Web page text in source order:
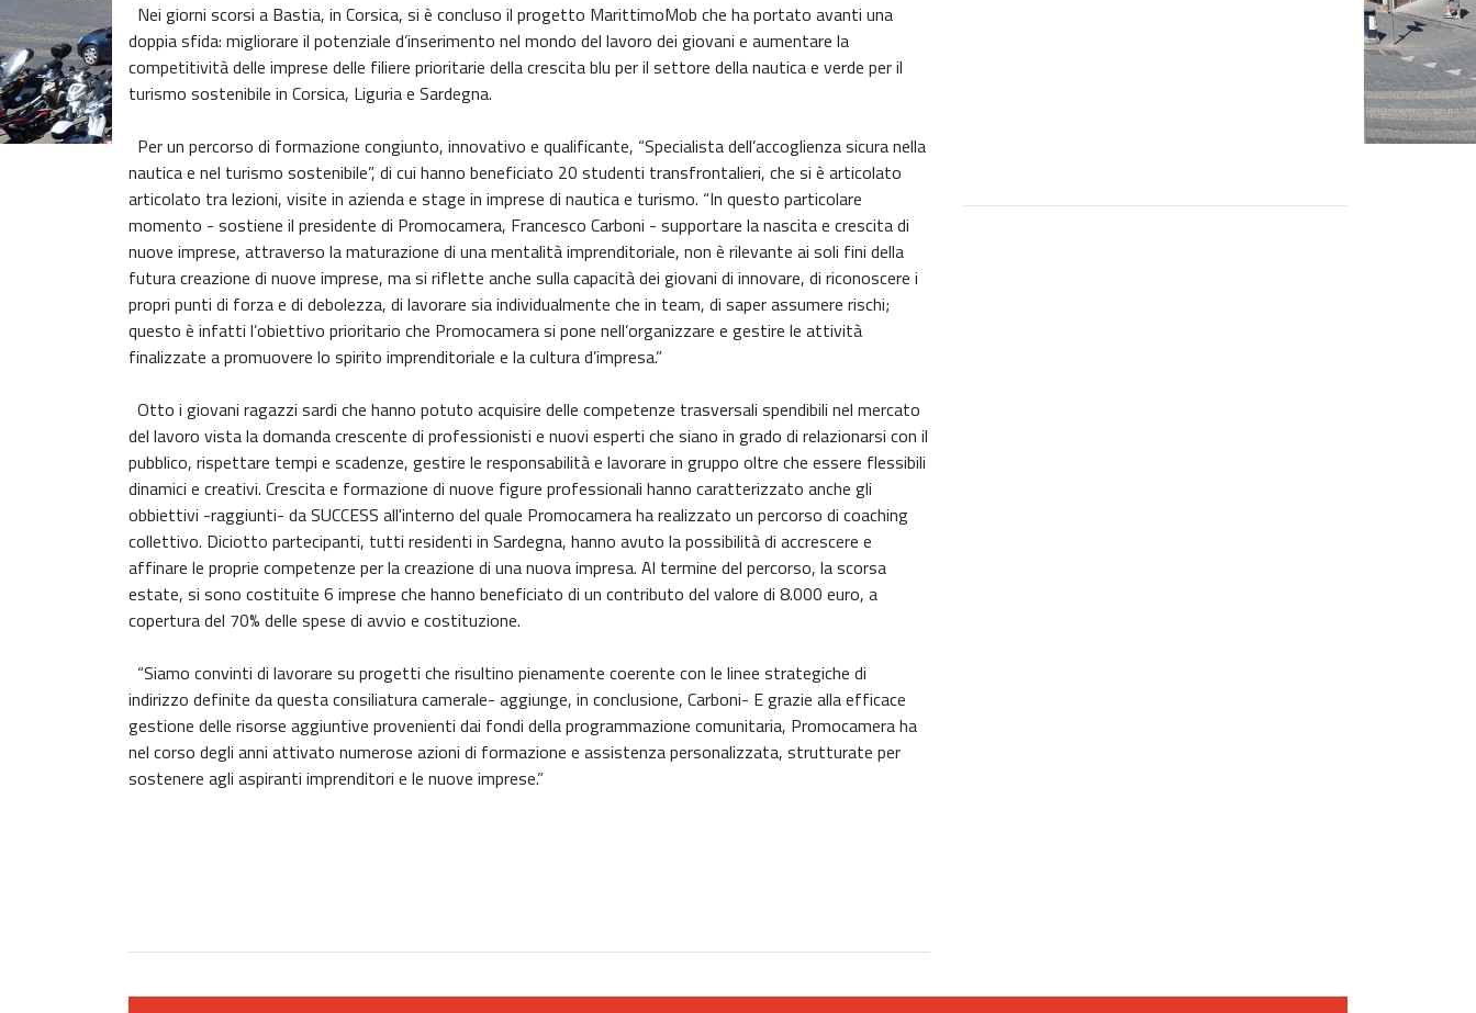
Nei giorni scorsi a Bastia, in Corsica, si è concluso il progetto MarittimoMob che ha portato avanti una
doppia sfida: migliorare il potenziale d’inserimento nel mondo del lavoro dei giovani e aumentare la
competitività delle imprese delle filiere prioritarie della crescita blu per il settore della nautica e verde per il
turismo sostenibile in Corsica, Liguria e Sardegna.
Per un percorso di formazione congiunto, innovativo e qualificante, “Specialista dell’accoglienza sicura nella
nautica e nel turismo sostenibile”, di cui hanno beneficiato 20 studenti transfrontalieri, che si è articolato
articolato tra lezioni, visite in azienda e stage in imprese di nautica e turismo. “In questo particolare
momento - sostiene il presidente di Promocamera, Francesco Carboni - supportare la nascita e crescita di
nuove imprese, attraverso la maturazione di una mentalità imprenditoriale, non è rilevante ai soli fini della
futura creazione di nuove imprese, ma si riflette anche sulla capacità dei giovani di innovare, di riconoscere i
propri punti di forza e di debolezza, di lavorare sia individualmente che in team, di saper assumere rischi;
questo è infatti l’obiettivo prioritario che Promocamera si pone nell’organizzare e gestire le attività
finalizzate a promuovere lo spirito imprenditoriale e la cultura d’impresa.”
Otto i giovani ragazzi sardi che hanno potuto acquisire delle competenze trasversali spendibili nel mercato
del lavoro vista la domanda crescente di professionisti e nuovi esperti che siano in grado di relazionarsi con il
pubblico, rispettare tempi e scadenze, gestire le responsabilità e lavorare in gruppo oltre che essere flessibili
dinamici e creativi. Crescita e formazione di nuove figure professionali hanno caratterizzato anche gli
obbiettivi -raggiunti- da SUCCESS all'interno del quale Promocamera ha realizzato un percorso di coaching
collettivo. Diciotto partecipanti, tutti residenti in Sardegna, hanno avuto la possibilità di accrescere e
affinare le proprie competenze per la creazione di una nuova impresa. Al termine del percorso, la scorsa
estate, si sono costituite 6 imprese che hanno beneficiato di un contributo del valore di 8.000 euro, a
copertura del 70% delle spese di avvio e costituzione.
“Siamo convinti di lavorare su progetti che risultino pienamente coerente con le linee strategiche di
indirizzo definite da questa consiliatura camerale- aggiunge, in conclusione, Carboni- E grazie alla efficace
gestione delle risorse aggiuntive provenienti dai fondi della programmazione comunitaria, Promocamera ha
nel corso degli anni attivato numerose azioni di formazione e assistenza personalizzata, strutturate per
sostenere agli aspiranti imprenditori e le nuove imprese.”